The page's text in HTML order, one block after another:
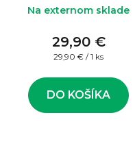
Na externom sklade
29,90 €
Jednotková
29,90 € / 1 ks
DO KOŠÍKA